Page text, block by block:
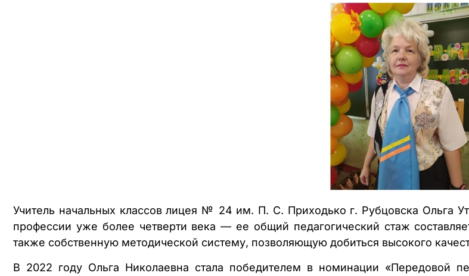
Учитель начальных классов лицея № 24 им. П. С. Приходько г. Рубцовска Ольга
профессии уже более четверти века — ее общий педагогический стаж
также собственную методической систему, позволяющую добиться высокого
В 2022 году Ольга Николаевна стала победителем в номинации «Передовой